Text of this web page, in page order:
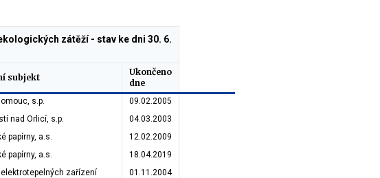
subjekt
Ukončeno
dne
zátěží - stav ke dni 30. 6.
s.p.
09.02.2005
nad Orlicí, s.p.
04.03.2003
papírny, a.s.
12.02.2009
papírny, a.s.
18.04.2019
zařízení
01.11.2004